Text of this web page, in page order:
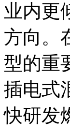
业内更
方向。
型的重
插电式
快研发